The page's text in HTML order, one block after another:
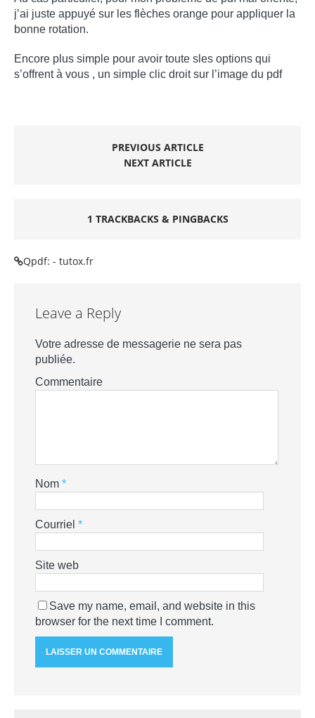
j’ai juste appuyé sur les flèches orange pour appliquer la
bonne rotation.
Encore plus simple pour avoir toute sles options qui
s’offrent à vous , un simple clic droit sur l’image du pdf
PREVIOUS ARTICLE
NEXT ARTICLE
1 TRACKBACKS & PINGBACKS
Qpdf: - tutox.fr
Leave a Reply
Votre adresse de messagerie ne sera pas
publiée.
Commentaire
Nom *
Courriel *
Site web
Save my name, email, and website in this
browser for the next time I comment.